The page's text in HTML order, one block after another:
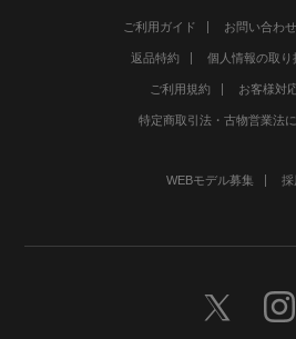
ご利用ガイド お問い合わせ
返品特約 個人情報の取り
ご利用規約 お客様対
特定商取引法・古物営業法
WEBモデル募集 採